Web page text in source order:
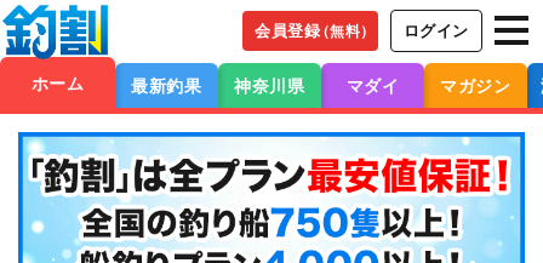
会員登録（無料） ログイン
ホーム 最新釣果 神奈川県 マダイ マガジン